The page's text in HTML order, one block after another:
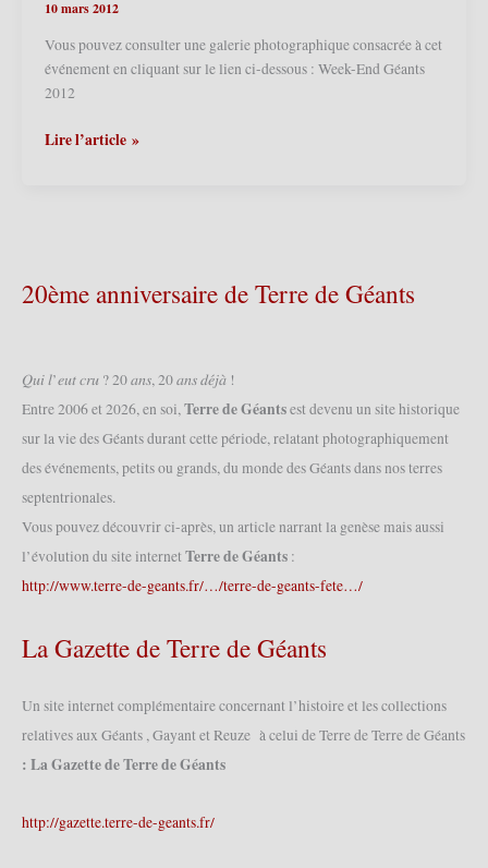
10 mars 2012
Vous pouvez consulter une galerie photographique consacrée à cet
événement en cliquant sur le lien ci-dessous : Week-End Géants
2012
Tourcoing
2012
(10/03/2012)
Lire l’article »
20ème anniversaire de Terre de Géants
𝑄𝑢𝑖 𝑙’𝑒𝑢𝑡 𝑐𝑟𝑢 ? 20 𝑎𝑛𝑠, 20 𝑎𝑛𝑠 𝑑𝑒́𝑗𝑎̀ !
Entre 2006 et 2026, en soi,Terre de Géantsest devenu un site historique
sur la vie des Géants durant cette période, relatant photographiquement
des événements, petits ou grands, du monde des Géants dans nos terres
septentrionales.
Vous pouvez découvrir ci-après, un article narrant la genèse mais aussi
l’évolution du site internet Terre de Géants :
http://www.terre-de-geants.fr/…/terre-de-geants-fete…/
La Gazette de Terre de Géants
Un site internet complémentaire concernant l’histoire et les collections
relatives aux Géants , Gayant et Reuze à celui de Terre de Terre de Géants
: La Gazette de Terre de Géants
http://gazette.terre-de-geants.fr/